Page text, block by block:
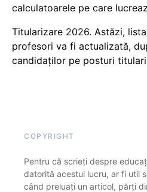
calculatoarele pe care
Titularizare 2026. Astăzi,
profesori va fi actualizată,
candidaților pe posturi
COPYRIGHT
Pentru că scrieți despre
datorită acestui lucru, ar fi util
când preluați un articol, părți